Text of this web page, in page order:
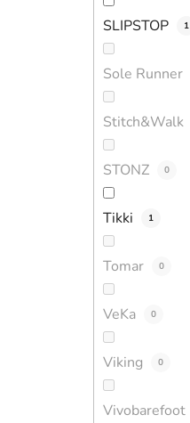
SLIPSTOP 1
Sole Runner
Stitch&Walk
STONZ 0
Tikki 1
Tomar 0
VeKa 0
Viking 0
Vivobarefoot